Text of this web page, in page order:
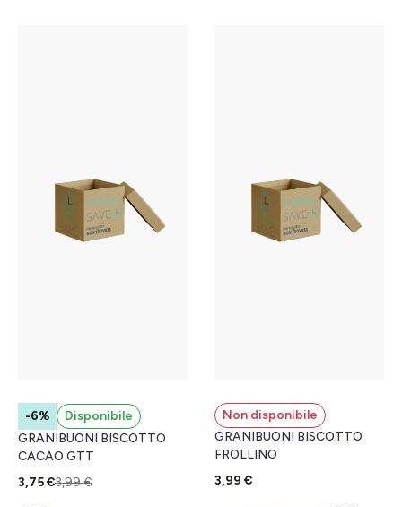
-6%
Disponibile
GRANIBUONI BISCOTTO
CACAO GTT
3,75 €3,99 €
Non disponibile
GRANIBUONI BISCOTTO
FROLLINO
3,99 €